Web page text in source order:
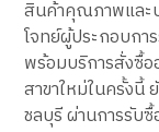
สินค้าคุณภาพและ
โจทย์ผู้ประกอบกา
พร้อมบริการสั่งซื้
สาขาใหม่ในครั้ง
ชลบุรี ผ่านการรับ